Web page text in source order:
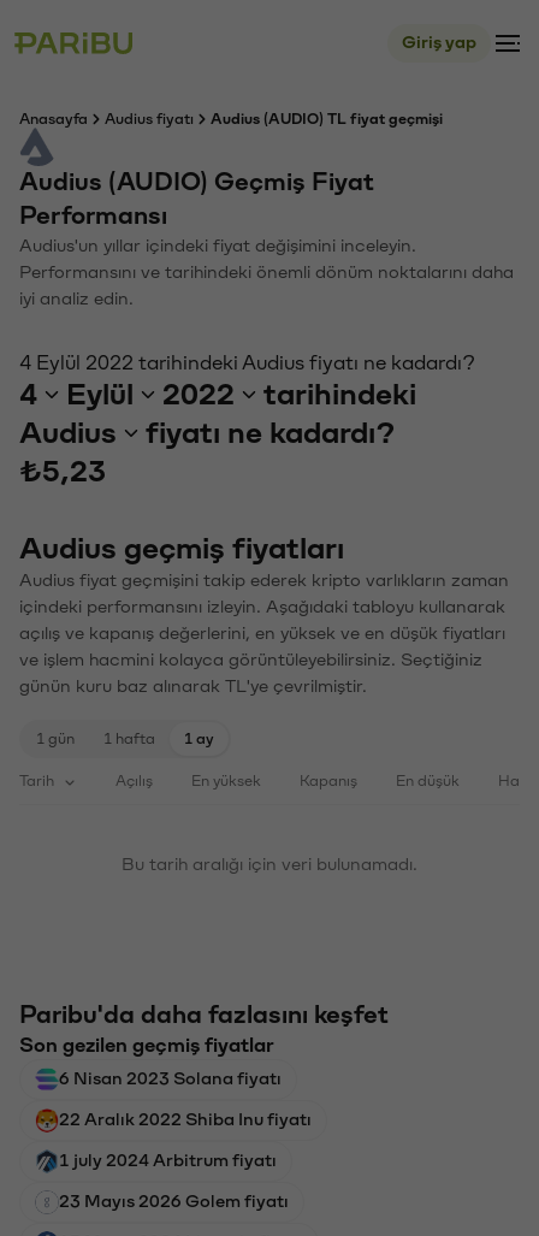
Giriş yap
Anasayfa Audius fiyatı Audius (AUDIO) TL fiyat geçmişi
Audius (AUDIO) Geçmiş Fiyat
Performansı
Audius'un yıllar içindeki fiyat değişimini inceleyin.
Performansını ve tarihindeki önemli dönüm noktalarını daha
iyi analiz edin.
4 Eylül 2022 tarihindeki Audius fiyatı ne kadardı?
4 Eylül 2022
tarihindeki
Audius
fiyatı ne kadardı?
₺5,23
Audius geçmiş fiyatları
Audius fiyat geçmişini takip ederek kripto varlıkların zaman
içindeki performansını izleyin. Aşağıdaki tabloyu kullanarak
açılış ve kapanış değerlerini, en yüksek ve en düşük fiyatları
ve işlem hacmini kolayca görüntüleyebilirsiniz. Seçtiğiniz
günün kuru baz alınarak TL'ye çevrilmiştir.
1 gün 1 hafta 1 ay
Tarih Açılış En yüksek Kapanış En düşük
Bu tarih aralığı için veri bulunamadı.
Paribu'da daha fazlasını keşfet
Son gezilen geçmiş fiyatlar
6 Nisan 2023 Solana fiyatı
22 Aralık 2022 Shiba Inu fiyatı
1 july 2024 Arbitrum fiyatı
23 Mayıs 2026 Golem fiyatı